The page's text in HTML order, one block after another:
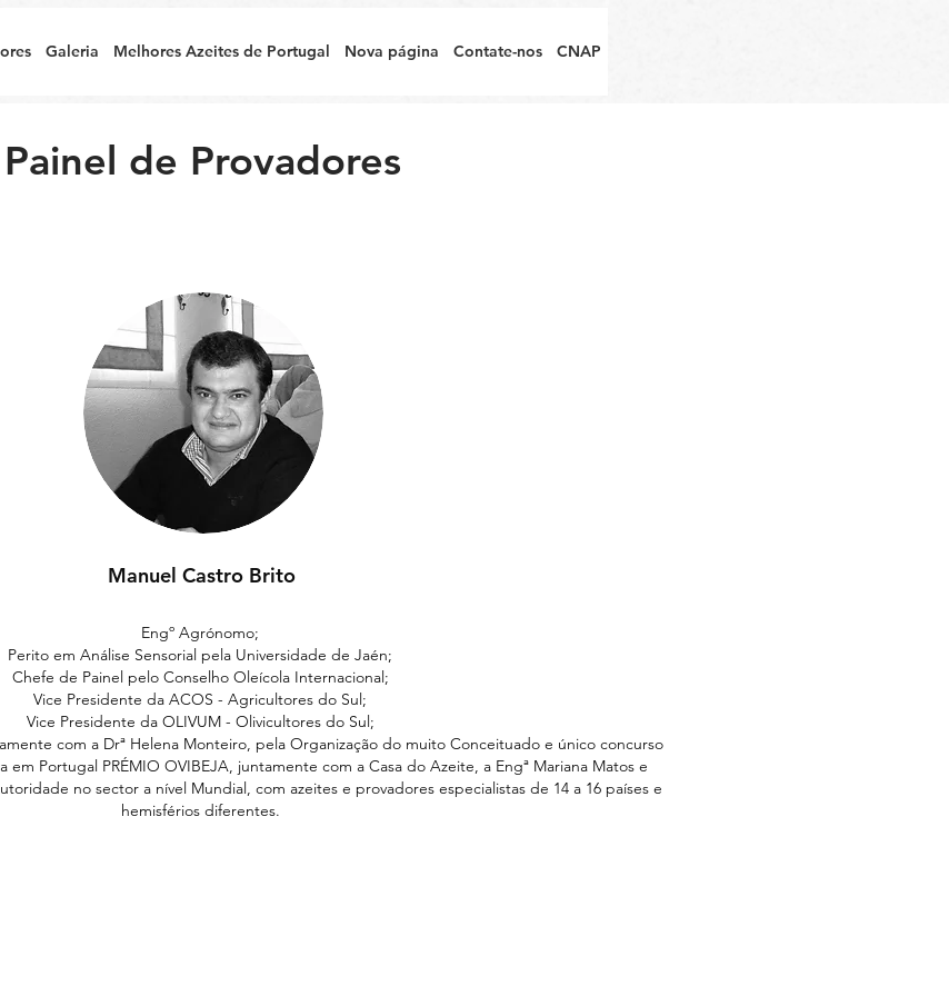
Galeria Melhores Azeites de Portugal Nova página Contate-nos CNAP
Painel de Provadores
Manuel Castro Brito
Engº Agrónomo;
Perito em Análise Sensorial pela Universidade de Jaén;
Chefe de Painel pelo Conselho Oleícola Internacional;
Vice Presidente da ACOS - Agricultores do Sul;
Vice Presidente da OLIVUM - Olivicultores do Sul;
com a Drª Helena Monteiro, pela Organização do muito Conceituado e único concurso
Portugal PRÉMIO OVIBEJA, juntamente com a Casa do Azeite, a Engª Mariana Matos e
no sector a nível Mundial, com azeites e provadores especialistas de 14 a 16 países e
hemisférios diferentes.